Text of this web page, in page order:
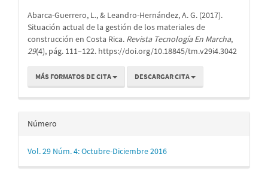
artículo
Abarca-Guerrero, L., & Leandro-Hernández, A. G. (2017).
Situación actual de la gestión de los materiales de
construcción en Costa Rica. Revista Tecnología En Marcha,
29(4), pág. 111–122. https://doi.org/10.18845/tm.v29i4.3042
MÁS FORMATOS DE CITA DESCARGAR CITA
Número
Vol. 29 Núm. 4: Octubre-Diciembre 2016